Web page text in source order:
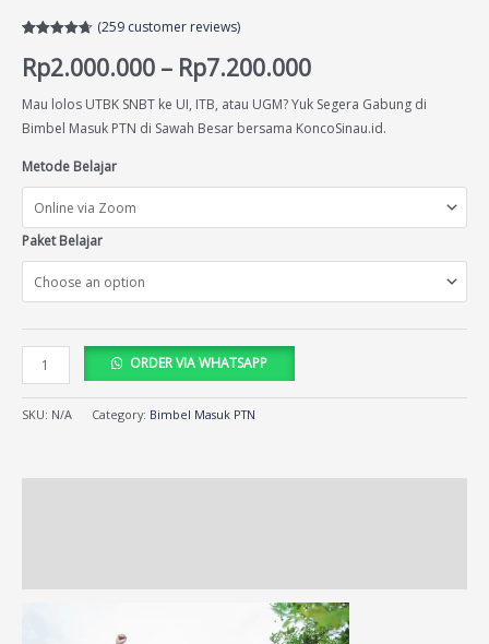
out of 5
based on
customer
ratings
(259customer reviews)
Rp2.000.000 – Rp7.200.000
Mau lolos UTBK SNBT ke UI, ITB, atau UGM? Yuk Segera Gabung di
Bimbel Masuk PTN di Sawah Besar bersama KoncoSinau.id.
Metode Belajar
Paket Belajar
ORDER VIA WHATSAPP
SKU: N/A Category: Bimbel Masuk PTN